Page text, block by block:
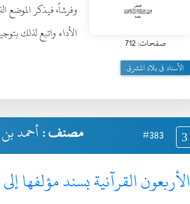
صفحات: 712
وفرشاً، فيذكر الموضع
الأداء واتبع لذلك
الأسناد فى بلاد المشرق
3
#383 مصنف :أحمد
الأربعون القرآنية بسند مؤلفها